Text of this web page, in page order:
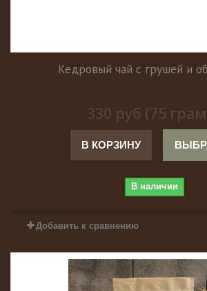
Кедровый чай с грушей и
330 руб (75
В КОРЗИНУ
В наличии
Добавить к сравнению